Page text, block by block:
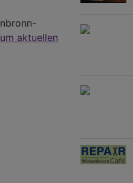
aktuellen